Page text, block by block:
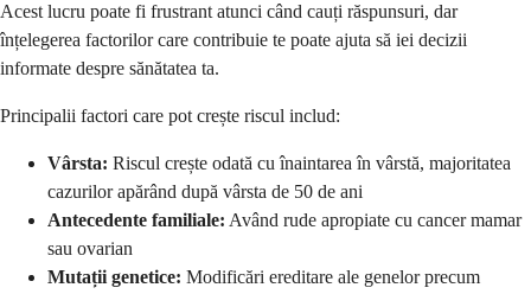
Acest lucru poate fi frustrant atunci când cauți răspunsuri, dar
înțelegerea factorilor care contribuie te poate ajuta să iei decizii
informate despre sănătatea ta.
Principalii factori care pot crește riscul includ:
Vârsta: Riscul crește odată cu înaintarea în vârstă, majoritatea
cazurilor apărând după vârsta de 50 de ani
Antecedente familiale: Având rude apropiate cu cancer mamar
sau ovarian
Mutații genetice: Modificări ereditare ale genelor precum